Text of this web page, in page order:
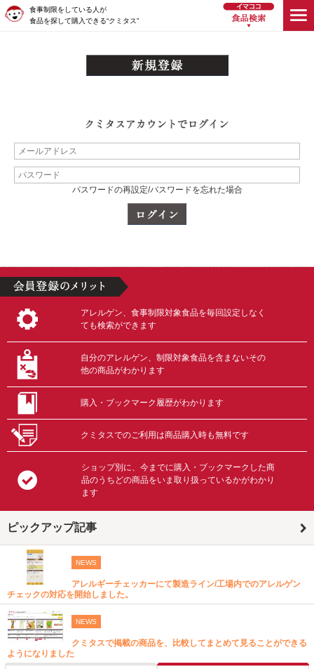
食事制限をしている人が
食品を探して購入できる“クミタス”
パスワードの再設定/パスワードを忘れた場合
アレルゲン、食事制限対象食品を毎回設定しなく
ても検索ができます
自分のアレルゲン、制限対象食品を含まないその
他の商品がわかります
購入・ブックマーク履歴がわかります
クミタスでのご利用は商品購入時も無料です
ショップ別に、今までに購入・ブックマークした商
品のうちどの商品をいま取り扱っているかがわかり
ます
ピックアップ記事
NEWS
アレルギーチェッカーにて製造ライン/工場内でのアレルゲン
チェックの対応を開始しました。
NEWS
クミタスで掲載の商品を、比較してまとめて見ることができる
ようになりました